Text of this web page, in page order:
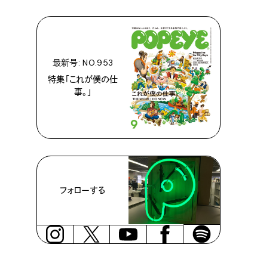
最新号: NO.953
特集「これが僕の仕
事。」
フォローする